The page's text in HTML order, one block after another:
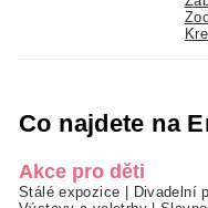
Co najdete na
Akce pro děti
Stálé expozice | Divadelní